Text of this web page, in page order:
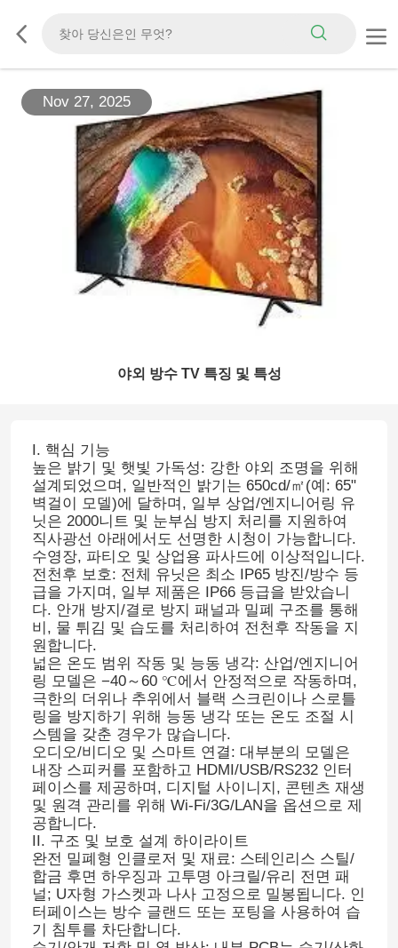
Nov 27, 2025
야외 방수 TV 특징 및 특성
I. 핵심 기능
높은 밝기 및 햇빛 가독성: 강한 야외 조명을 위해
설계되었으며, 일반적인 밝기는 650cd/㎡(예: 65"
벽걸이 모델)에 달하며, 일부 상업/엔지니어링 유
닛은 2000니트 및 눈부심 방지 처리를 지원하여
직사광선 아래에서도 선명한 시청이 가능합니다.
수영장, 파티오 및 상업용 파사드에 이상적입니다.
전천후 보호: 전체 유닛은 최소 IP65 방진/방수 등
급을 가지며, 일부 제품은 IP66 등급을 받았습니
다. 안개 방지/결로 방지 패널과 밀폐 구조를 통해
비, 물 튀김 및 습도를 처리하여 전천후 작동을 지
원합니다.
넓은 온도 범위 작동 및 능동 냉각: 산업/엔지니어
링 모델은 −40～60 ℃에서 안정적으로 작동하며,
극한의 더위나 추위에서 블랙 스크린이나 스로틀
링을 방지하기 위해 능동 냉각 또는 온도 조절 시
스템을 갖춘 경우가 많습니다.
오디오/비디오 및 스마트 연결: 대부분의 모델은
내장 스피커를 포함하고 HDMI/USB/RS232 인터
페이스를 제공하며, 디지털 사이니지, 콘텐츠 재생
및 원격 관리를 위해 Wi‑Fi/3G/LAN을 옵션으로 제
공합니다.
II. 구조 및 보호 설계 하이라이트
완전 밀폐형 인클로저 및 재료: 스테인리스 스틸/
합금 후면 하우징과 고투명 아크릴/유리 전면 패
널; U자형 가스켓과 나사 고정으로 밀봉됩니다. 인
터페이스는 방수 글랜드 또는 포팅을 사용하여 습
기 침투를 차단합니다.